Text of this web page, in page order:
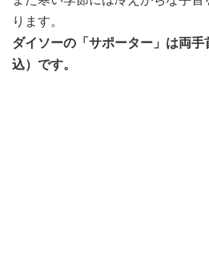
ります。
ダイソーの「サポーター」は両
込）です。